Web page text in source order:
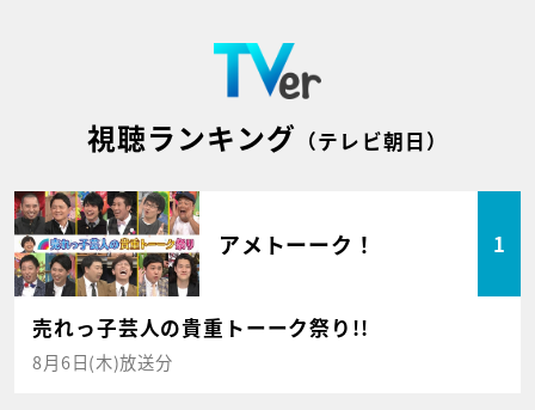
視聴ランキング （テレビ朝日）
アメトーーク！ 1
売れっ子芸人の貴重トーーク祭り!!
8月6日(木)放送分